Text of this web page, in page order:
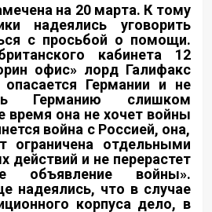
на 20 марта. К тому
надеялись уговорить
с просьбой о помощи.
кабинета 12
офис» лорд Галифакс
опасается Германии и не
Германию слишком
время она не хочет войны
война с Россией, она,
ограничена отдельными
действий и не перерастет
объявление войны».
надеялись, что в случае
корпуса дело, в